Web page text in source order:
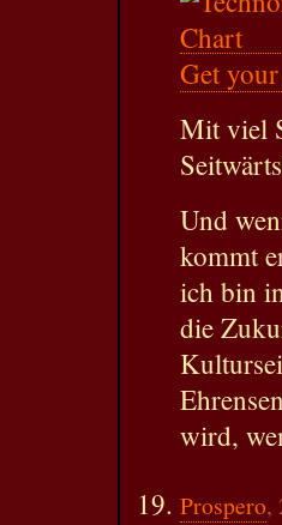
Get
Mit viel
Und
kommt
ich bin
die
wird,
Prospero,